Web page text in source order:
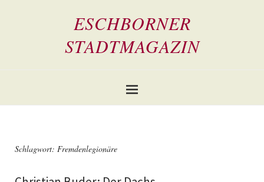
ESCHBORNER
STADTMAGAZIN
Schlagwort: Fremdenlegionäre